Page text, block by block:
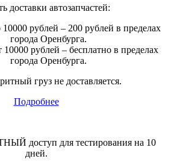
доставки автозапчастей:
рублей – 200 рублей в пределах
города Оренбурга.
рублей – бесплатно в пределах
города Оренбурга.
груз не доставляется.
Подробнее
доступ для тестирования на 10
дней.